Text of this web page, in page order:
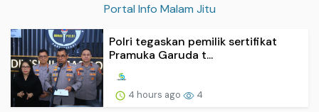
Portal Info Malam Jitu
Polri tegaskan pemilik sertifikat
Pramuka Garuda t...
4 hours ago 4